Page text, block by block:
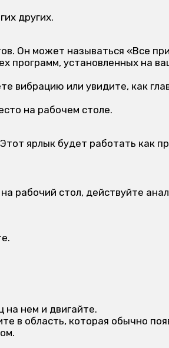
других.
Он может называться «Все
программ, установленных на
вибрацию или увидите, как
на рабочем столе.
ярлык будет работать как
рабочий стол, действуйте
на нем и двигайте.
область, которая обычно